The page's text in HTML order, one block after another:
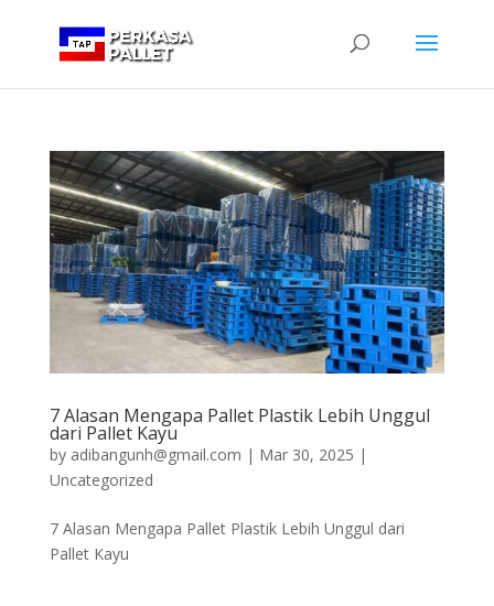
7 Alasan Mengapa Pallet Plastik Lebih Unggul
dari Pallet Kayu
by adibangunh@gmail.com | Mar 30, 2025 |
Uncategorized
7 Alasan Mengapa Pallet Plastik Lebih Unggul dari
Pallet Kayu